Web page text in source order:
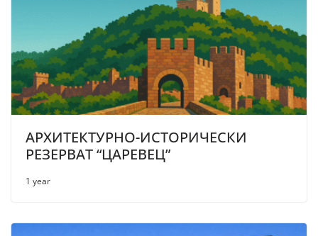
АРХИТЕКТУРНО-ИСТОРИЧЕСКИ
РЕЗЕРВАТ “ЦАРЕВЕЦ”
1 year